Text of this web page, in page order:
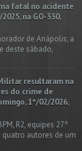
fatal no acidente
na GO-330,
de Anápolis, a
deste sábado,
resultaram na
do crime de
1º/02/2026,
R2, equipes 27º
quatro autores de um